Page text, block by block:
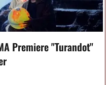
Premiere "Turandot"